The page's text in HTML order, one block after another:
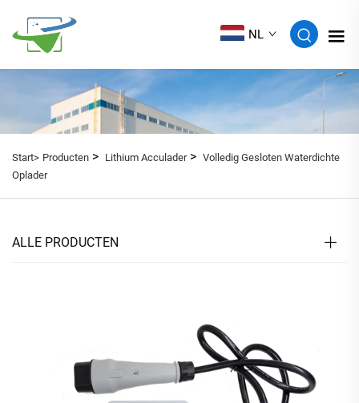
NL
Start> Producten > Lithium Acculader> Volledig Gesloten Waterdichte
Oplader
ALLE PRODUCTEN